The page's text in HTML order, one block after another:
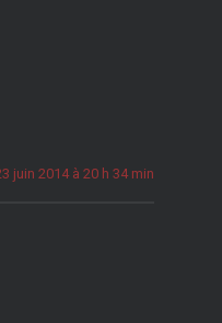
juin 2014 à 20 h 34 min